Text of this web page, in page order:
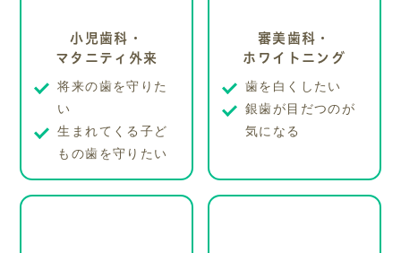
小児歯科・
マタニティ外来
将来の歯を守りた
い
生まれてくる子ど
もの歯を守りたい
審美歯科・
ホワイトニング
歯を白くしたい
銀歯が目だつのが
気になる